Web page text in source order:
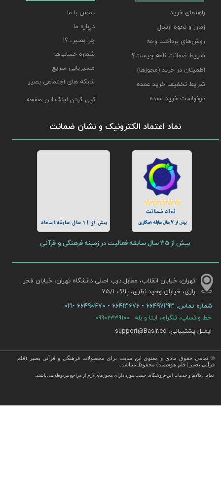
راهنمای خرید
زمان و نحوه ارسال
روش‌های پرداخت وجه
شرایط ضمانت نامه چیست؟
اطمینان در خرید (مجوزها)
شرایط تخفیف خرید عمده
درخواست خرید عمده
© تمامی حقوق مادی و معنوی این سایت برای محصولات فرهنگی و قرآنی بصیر (قلم
قرآنی بصیر | قلم هوشمند) محفوظ میباشد.
تمامی كالاها و خدمات این فروشگاه، حسب مورد دارای مجوزهای لازم از مراجع مربوطه می‌باشند.
، انواع قلم قرآنی ، انواع کتاب نفیس و قرآن نفیس , قرآن عروس , کتب نفیس و معطر , کتاب چرمی و سایر محصولات
نماد اعتماد الکترونیک و نشان ضمانت
بیش از 11 سال سابقه اینماد
بیش از 35 سال سابقه فعالیت در زمینه فرهنگی و قرآنی
بیش از 7 سال سابقه همکاری
تماس با ما
درباره ما
چرا بصیر...؟!
شماره حساب‌ها
مسیریابی سریع
شبکه های اجتماعی بصیر
تهران، خیابان انقلاب، مقابل درب اصلی دانشگاه تهران، خیابان فخر
رازی، خیابان وحید نظری، پلاک ۷۵/۱​​​​​​​
شماره تماس:
خط واتساپ، تلگرام، ایتا و بله: 09902339100
ایمیل پشتیبانی: support@Basir.co
کپی کردن لینک این صفحه